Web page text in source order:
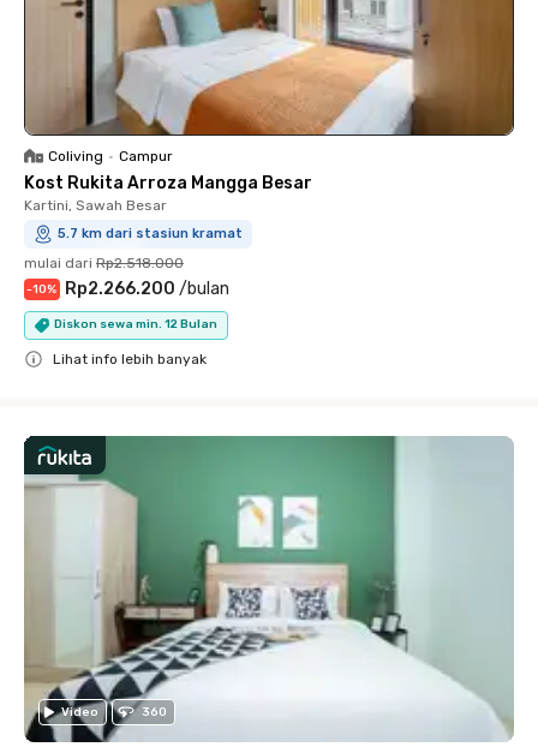
Coliving • Campur
Kost Rukita Arroza Mangga Besar
Kartini, Sawah Besar
5.7 km dari stasiun kramat
mulai dari Rp2.518.000
-10% Rp2.266.200 /bulan
Diskon sewa min. 12 Bulan
Lihat info lebih banyak
Video 360